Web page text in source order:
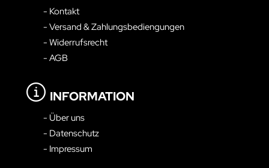
- Kontakt
- Versand & Zahlungsbediengungen
- Widerrufsrecht
- AGB
INFORMATION
- Über uns
- Datenschutz
- Impressum